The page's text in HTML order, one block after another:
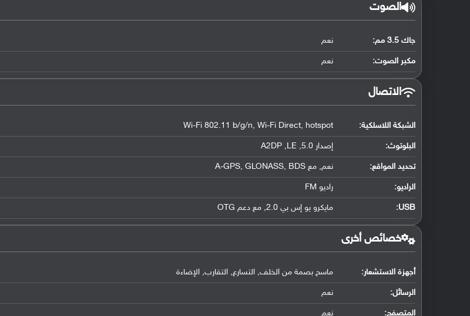
الصوت
جاك 3.5 مم: نعم
مكبر الصوت: نعم
الاتصال
الشبكة اللاسلكية: Wi-Fi 802.11 b/g/n, Wi-Fi Direct, hotspot
البلوتوث: إصدار 5.0, A2DP ,LE
تحديد المواقع: نعم, مع A-GPS, GLONASS, BDS
الراديو: راديو FM
USB
: مايكرو يو إس بي 2.0, مع دعم OTG
خصائص أخرى
أجهزة الاستشعار: ماسح بصمة من الخلف, التسارع, التقارب, الإضاءة
الرسائل: نعم
المتصفح: نعم